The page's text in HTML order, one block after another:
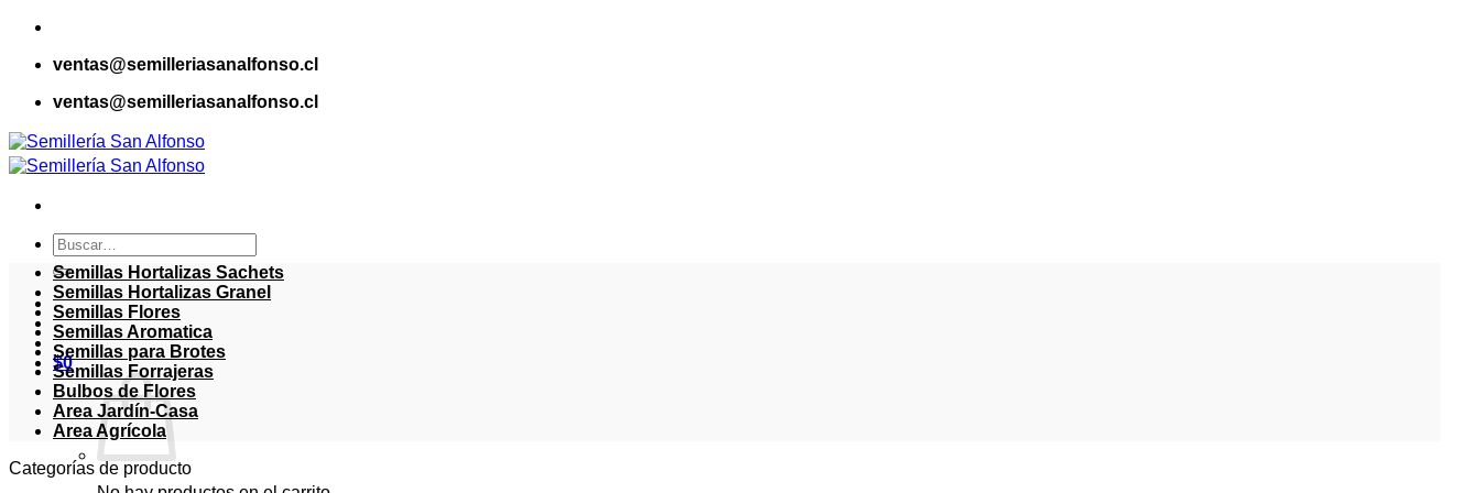
Saltar
contenidoventas@semilleriasanalfonso.cl
ventas@semilleriasanalfonso.cl
Buscar
por:
$0
Semillas Hortalizas Sachets
Semillas Hortalizas Granel
Semillas Flores
Semillas Aromatica
Semillas para Brotes
Semillas Forrajeras
Bulbos de Flores
Area Jardín-Casa
Area Agrícola
Categorías de producto